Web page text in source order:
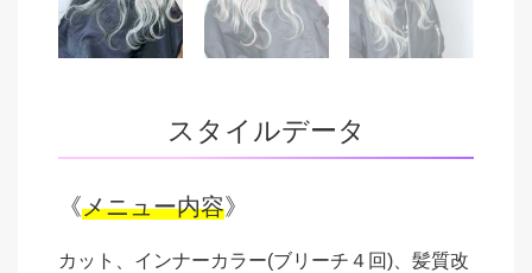
スタイルデータ
《メニュー内容》
カット、インナーカラー(ブリーチ４回)、髪質改